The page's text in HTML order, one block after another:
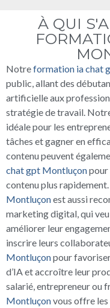
À QUI
Notreformation ia chat
public, allant des
artificielle aux
stratégie de travail.
idéale pour les
tâches et gagner en
contenu peuvent
chat gpt Montluçonpour
contenu plus
Montluçonest aussi
marketing digital, qui
améliorer leur
inscrire leurs
Montluçonpour
d’IA et accroître leur
salarié, entrepreneur ou
Montluçonvous offre